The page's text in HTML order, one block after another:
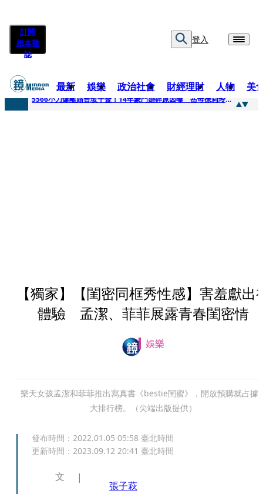
訂閱
紙本雜
誌
登入
最新 娛樂 政治社會 財經理財 人物 美
快訊
5566小刀爆離婚台玻千金！14年豪門婚碎原因曝 岳母徐莉玲風暴意外揭家族祕辛
【獨家】【閨密同框秀性感】害羞獻出
體驗 孟潔、菲菲展露青春閨密情
娛樂
樂天女孩孟潔和菲菲推出寫真書《bestie閨蜜》，開放預購就占據
大排行榜。（尖端出版提供）
發布時間： 2022.01.05 05:58 臺北時間
更新時間： 2023.09.12 20:41 臺北時間
文
張子萩